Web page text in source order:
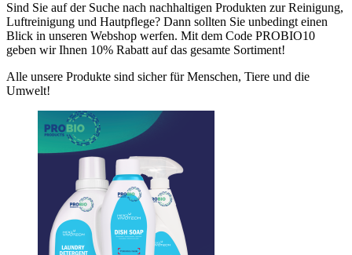
Sind Sie auf der Suche nach nachhaltigen Produkten zur Reinigung,
Luftreinigung und Hautpflege? Dann sollten Sie unbedingt einen
Blick in unseren Webshop werfen. Mit dem Code PROBIO10
geben wir Ihnen 10% Rabatt auf das gesamte Sortiment!
Alle unsere Produkte sind sicher für Menschen, Tiere und die
Umwelt!